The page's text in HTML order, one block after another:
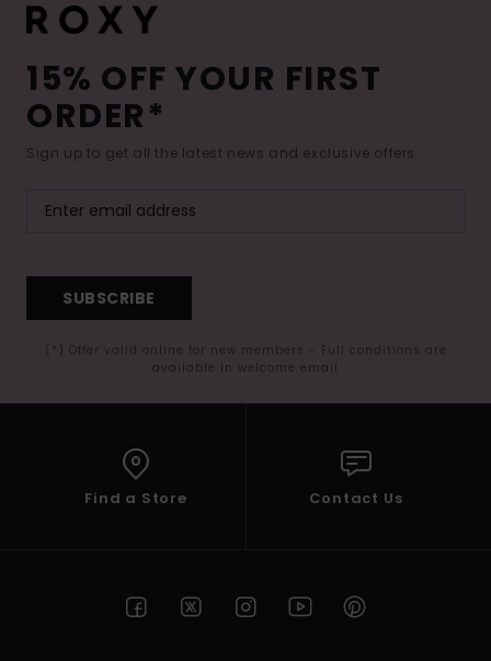
15% OFF YOUR FIRST
ORDER*
Sign up to get all the latest news and exclusive offers.
SUBSCRIBE
(*) Offer valid online for new members - Full conditions are
available in welcome email
Find a Store Contact Us